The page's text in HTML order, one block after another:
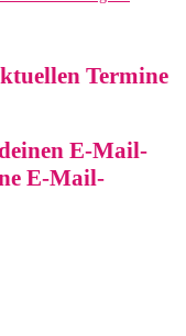
Termine
E-Mail-
E-Mail-